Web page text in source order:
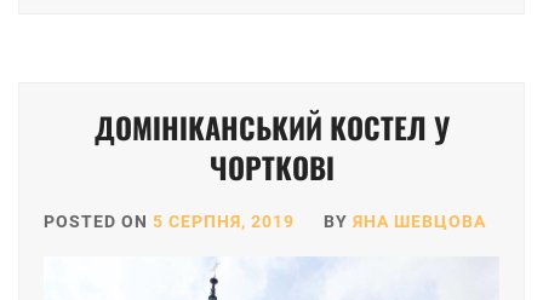
ДОМІНІКАНСЬКИЙ КОСТЕЛ У
ЧОРТКОВІ
POSTED ON 5 СЕРПНЯ, 2019 BY ЯНА ШЕВЦОВА